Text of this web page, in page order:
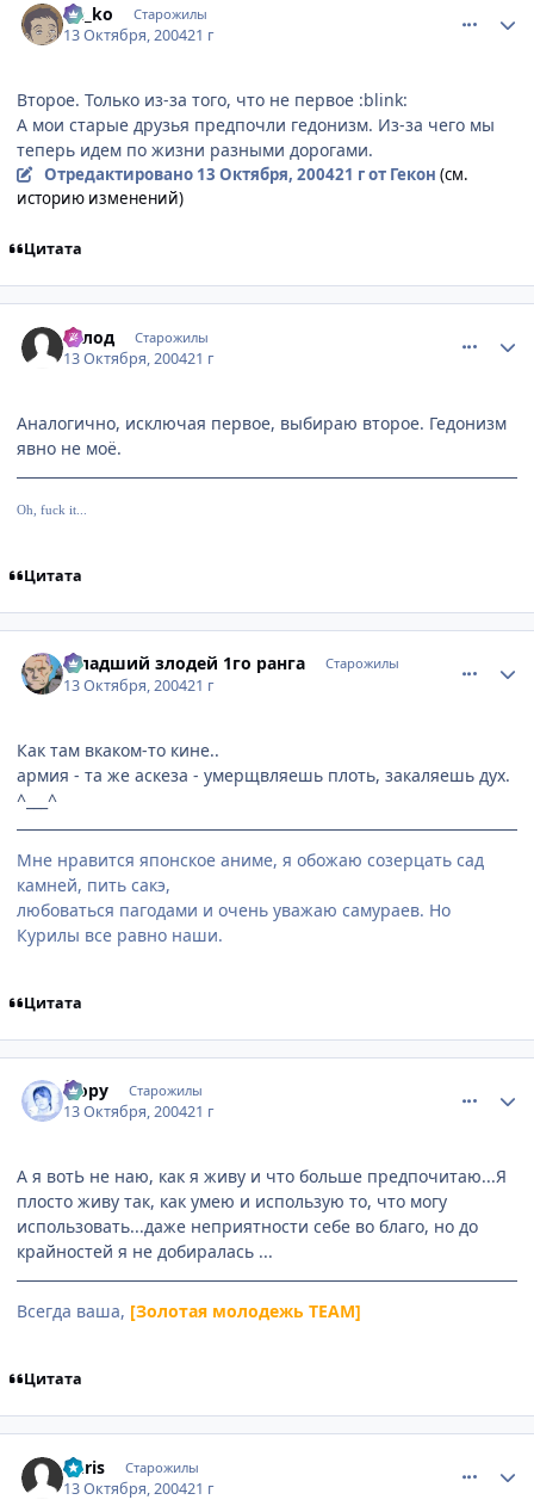
Ge_ko Старожилы
13 Октября, 200421 г
Второе. Только из-за того, что не первое :blink:
А мои старые друзья предпочли гедонизм. Из-за чего мы
теперь идем по жизни разными дорогами.
Отредактировано 13 Октября, 200421 гот Гекон (см.
историю изменений)
Цитата
Голод Старожилы
13 Октября, 200421 г
Аналогично, исключая первое, выбираю второе. Гедонизм
явно не моё.
Oh, fuck it...
Цитата
Младший злодей 1го ранга Старожилы
13 Октября, 200421 г
Как там вкаком-то кине..
армия - та же аскеза - умерщвляешь плоть, закаляешь дух.
^___^
Мне нравится японское аниме, я обожаю созерцать сад
камней, пить сакэ,
любоваться пагодами и очень уважаю самураев. Но
Курилы все равно наши.
Цитата
Йору Старожилы
13 Октября, 200421 г
А я вотЬ не наю, как я живу и что больше предпочитаю...Я
плосто живу так, как умею и использую то, что могу
использовать...даже неприятности себе во благо, но до
крайностей я не добиралась ...
Всегда ваша, [Золотая молодежь TEAM]
Цитата
Chris Старожилы
13 Октября, 200421 г